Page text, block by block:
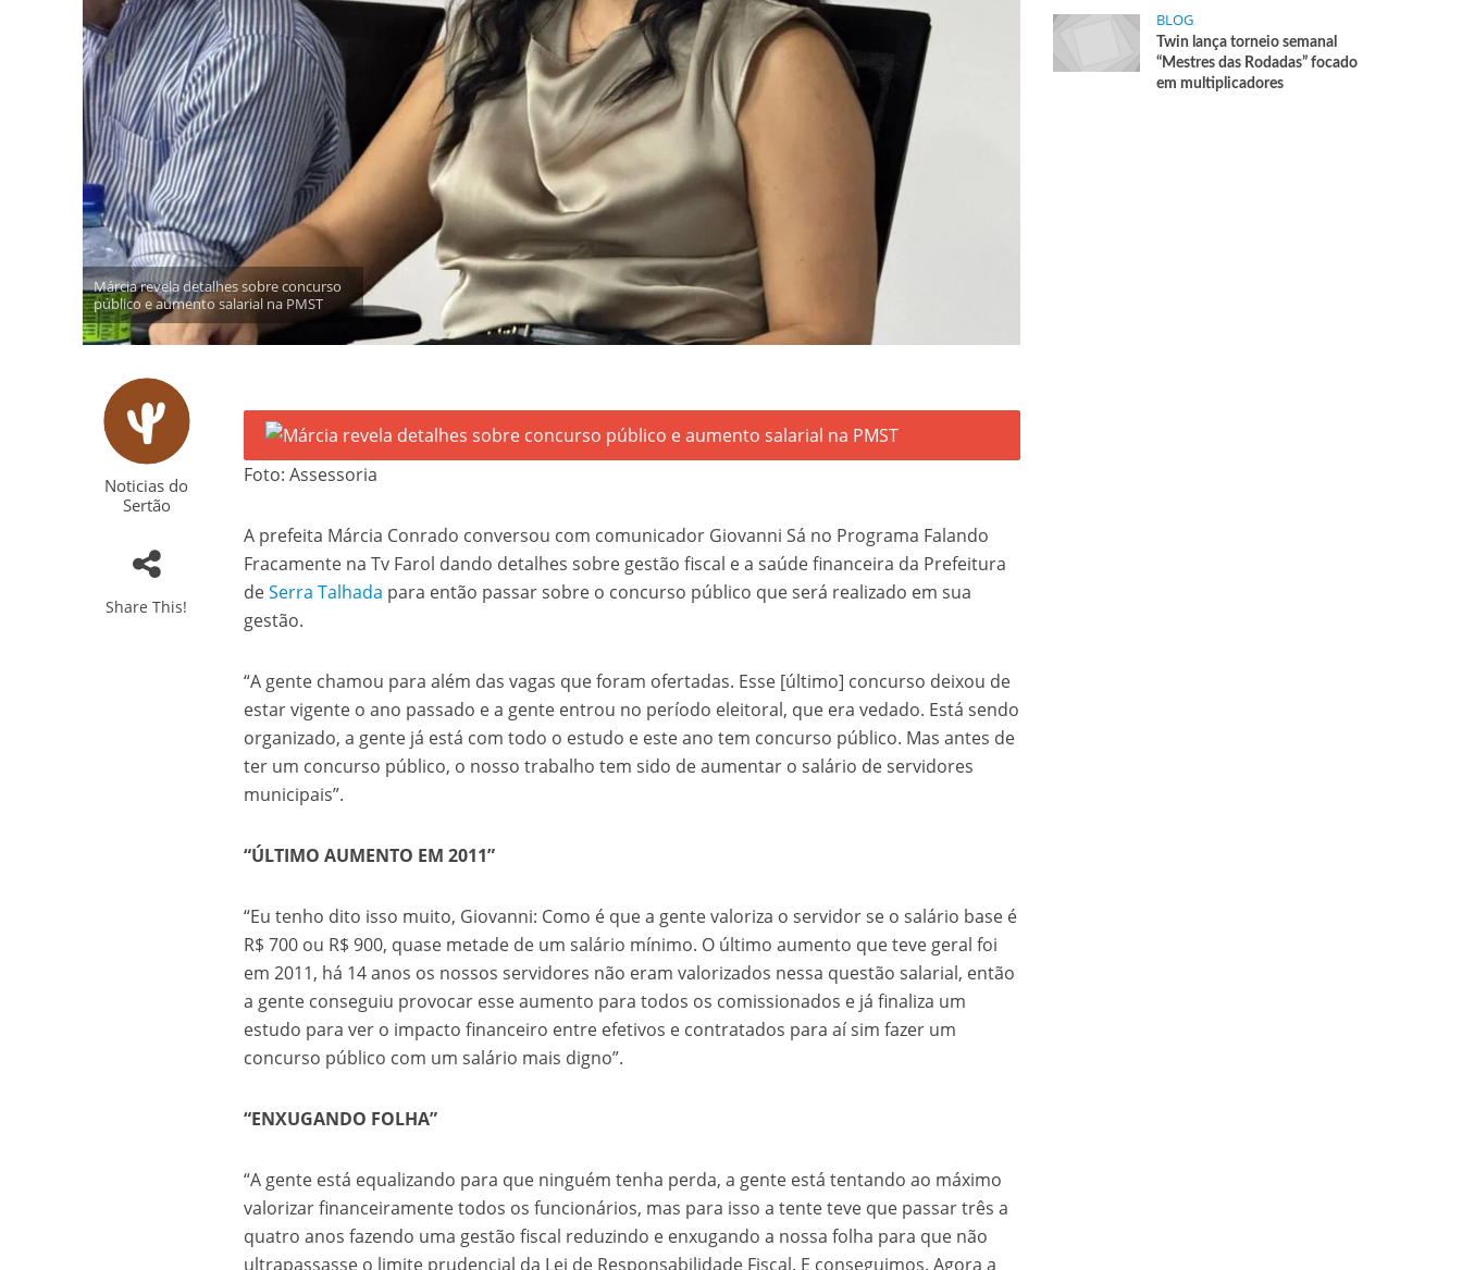
Márcia revela detalhes sobre concurso
público e aumento salarial na PMST
Noticias do
Sertão
Share This!
Foto: Assessoria
A prefeita Márcia Conrado conversou com comunicador Giovanni Sá no Programa Falando
Fracamente naTv Farol dando detalhes sobre gestão fiscal e a saúde financeira da Prefeitura
deSerra Talhada para então passar sobre o concurso público que será realizado em sua
gestão.
“A gente chamou para além das vagas que foram ofertadas. Esse [último] concurso deixou de
estar vigente o ano passado e a gente entrou no período eleitoral, que era vedado. Está sendo
organizado, a gente já está com todo o estudo e este ano tem concurso público. Mas antes de
ter um concurso público, o nosso trabalho tem sido de aumentar o salário de servidores
municipais”.
“ÚLTIMO AUMENTO EM 2011”
“Eu tenho dito isso muito, Giovanni: Como é que a gente valoriza o servidor se o salário base é
R$ 700 ou R$ 900, quase metade de um salário mínimo. O último aumento que teve geral foi
em 2011, há 14 anos os nossos servidores não eram valorizados nessa questão salarial, então
a gente conseguiu provocar esse aumento para todos os comissionados e já finaliza um
estudo para ver o impacto financeiro entre efetivos e contratados para aí sim fazer um
concurso público com um salário mais digno”.
“ENXUGANDO FOLHA”
“A gente está equalizando para que ninguém tenha perda, a gente está tentando ao máximo
valorizar financeiramente todos os funcionários, mas para isso a tente teve que passar três a
quatro anos fazendo uma gestão fiscal reduzindo e enxugando a nossa folha para que não
ultrapassasse o limite prudencial da Lei de Responsabilidade Fiscal. E conseguimos. Agora a
BLOG
Twin lança torneio semanal
“Mestres das Rodadas” focado
em multiplicadores